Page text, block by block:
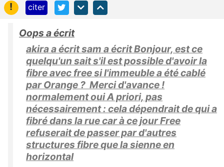
!
citer
Oops a écrit
akira a écrit sam a écrit Bonjour, est ce
quelqu'un sait s'il est possible d'avoir la
fibre avec free si l'immeuble a été cablé
par Orange ? Merci d'avance !
normalement oui A priori, pas
nécessairement : cela dépendrait de qui a
fibré dans la rue car à ce jour Free
refuserait de passer par d'autres
structures fibre que la sienne en
horizontal